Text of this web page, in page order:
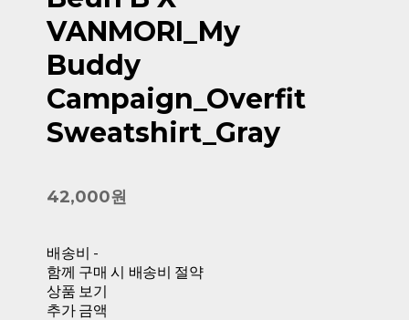
VANMORI_My
Buddy
Campaign_Overfit
Sweatshirt_Gray
42,000원
배송비 -
함께 구매 시 배송비 절약
상품 보기
추가 금액